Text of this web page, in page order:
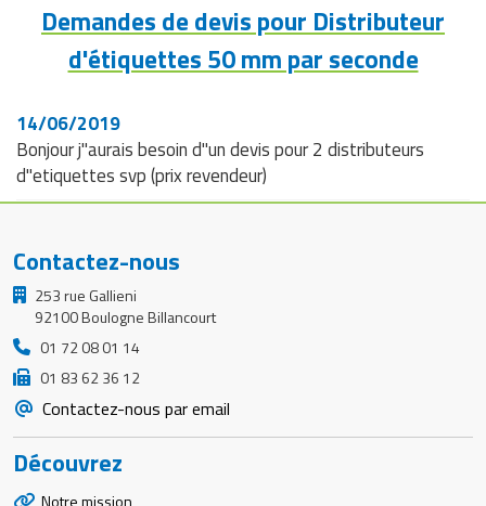
Vaisselle restaurant
Vitrines réfrigérées
Demandes de devis pour Distributeur
d'étiquettes 50 mm par seconde
14/06/2019
Bonjour j"aurais besoin d"un devis pour 2 distributeurs
d"etiquettes svp (prix revendeur)
Contactez-nous
253 rue Gallieni
92100 Boulogne Billancourt
01 72 08 01 14
01 83 62 36 12
Contactez-nous par email
Découvrez
Notre mission